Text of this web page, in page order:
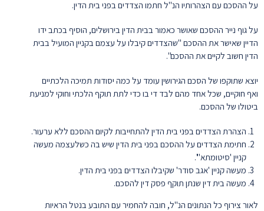
על ההסכם עם הצהרותיו הנ"ל חתמו הצדדים בפני בית הדין.
על גוף נייר ההסכם שאושר כאמור בבית הדין בירושלים, הוסיף בכתב ידו
הדיין שאישר את ההסכם "שהצדדים קיבלו על עצמם בקניין המועיל בבית
הדין חשוב לקיים את ההסכם".
יוצא שתוקפו של הסכם הגירושין עומד על כמה יסודות תמיכה הלכתיים
ואף חוקיים, שכל אחד מהם לבד די בו כדי לתת תוקף הלכתי וחוקי למניעת
ביטולו של ההסכם.
הצהרת הצדדים בפני בית הדין להתחייבות לקיום ההסכם ללא ערעור.
חתימת הצדדים על ההסכם בפני בית הדין שיש בה כשלעצמה מעשה
קניין 'סיטומתא"'.
מעשה קניין 'אגב סודר' שקיבלו הצדדים בפני בית הדין.
מעשה בית דין שנתן תוקף פסק דין להסכם.
לאור צירוף כל הנתונים הנ"ל, חובה להחמיר עם התובע בנטל הראיות